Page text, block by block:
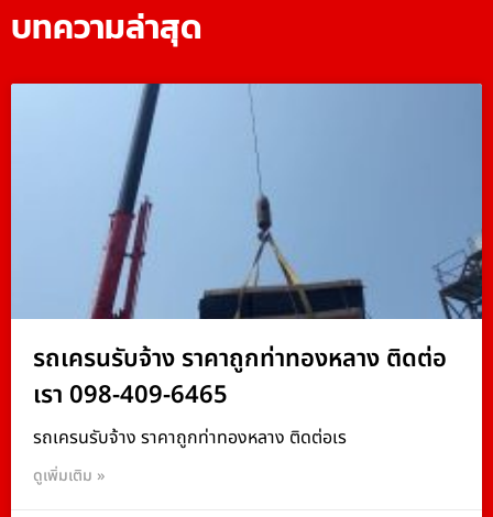
บทความล่าสุด
รถเครนรับจ้าง ราคาถูกท่าทองหลาง ติดต่อ
เรา 098-409-6465
รถเครนรับจ้าง ราคาถูกท่าทองหลาง ติดต่อเร
ดูเพิ่มเติม »